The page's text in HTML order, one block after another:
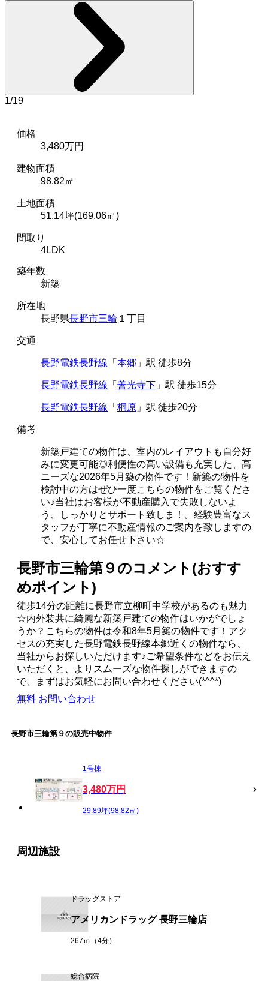
1/19
価格
3,480万円
建物面積
98.82㎡
土地面積
51.14坪(169.06㎡)
間取り
4LDK
築年数
新築
所在地
長野県長野市三輪 １丁目
交通
長野電鉄長野線 「 本郷 」駅 徒歩8分
長野電鉄長野線 「 善光寺下 」駅 徒歩15分
長野電鉄長野線 「 桐原 」駅 徒歩20分
備考
新築戸建ての物件は、室内のレイアウトも自分好
みに変更可能◎利便性の高い設備も充実した、高
ニーズな2026年5月築の物件です！新築の物件を
検討中の方はぜひ一度こちらの物件をご覧くださ
い♪当社はお客様が不動産購入で失敗しないよ
う、しっかりとサポート致しま！。経験豊富なス
タッフが丁寧に不動産情報のご案内を致しますの
で、安心してお任せ下さい☆
長野市三輪第９のコメント(おすす
めポイント)
徒歩14分の距離に長野市立柳町中学校があるのも魅力
☆内外装共に綺麗な新築戸建ての物件はいかがでしょ
うか？こちらの物件は令和8年5月築の物件です！アク
セスの充実した長野電鉄長野線本郷近くの物件なら、
当社からお探しいただけます♪ご希望条件などをお伝え
いただくと、よりスムーズな物件探しができますの
で、まずはお気軽にお問い合わせください(*^^*)
無料 お問い合わせ
長野市三輪第９の販売中物件
1号棟
3,480万円
29.89坪(98.82㎡)
周辺施設
ドラッグストア
アメリカンドラッグ 長野三輪店
267ｍ（4分）
総合病院